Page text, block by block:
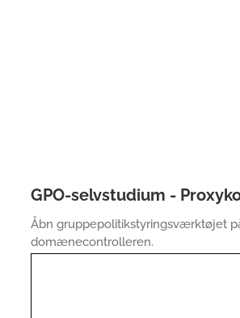
GPO-selvstudium -
Åbn gruppepolitikstyringsværktøjet
domænecontrolleren.